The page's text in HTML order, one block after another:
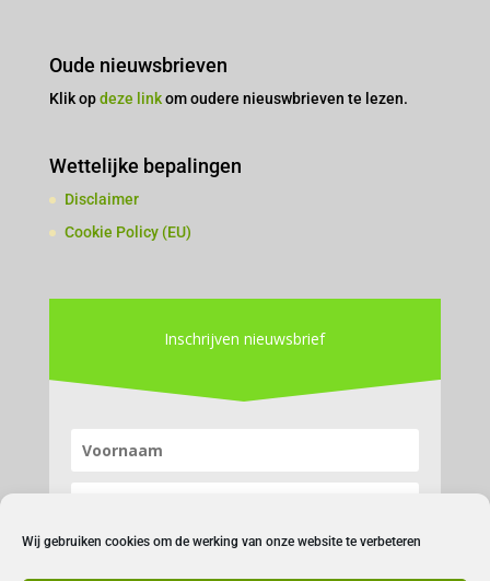
Wij gebruiken cookies om de werking van onze website te verbeteren
Oude nieuwsbrieven
Klik opdeze linkom oudere nieuswbrieven te lezen.
Wettelijke bepalingen
Disclaimer
Cookie Policy (EU)
Inschrijven nieuwsbrief